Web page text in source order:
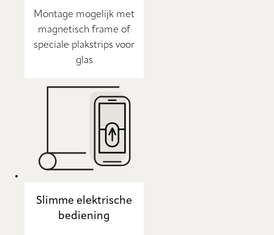
Montage mogelijk met
magnetisch frame of
speciale plakstrips voor
glas
Slimme elektrische
bediening